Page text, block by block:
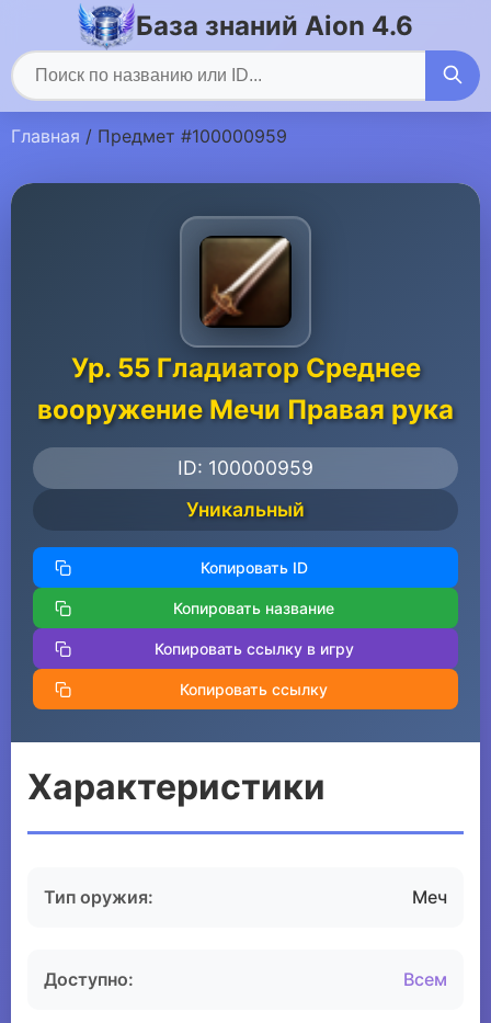
База знаний Aion 4.6
Главная / Предмет #100000959
Ур. 55 Гладиатор Среднее
вооружение Мечи Правая рука
ID: 100000959
Уникальный
Копировать ID
Копировать название
Копировать ссылку в игру
Копировать ссылку
Характеристики
Тип оружия: Меч
Доступно: Всем